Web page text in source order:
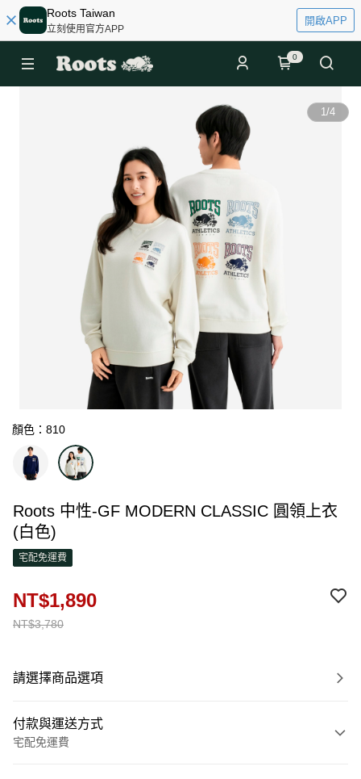
Roots Taiwan
立刻使用官方APP
開啟APP
0
1/4
顏色：810
Roots 中性-GF MODERN CLASSIC 圓領上衣
(白色)
宅配免運費
NT$3,780
NT$1,890
請選擇商品選項
付款與運送方式
宅配免運費